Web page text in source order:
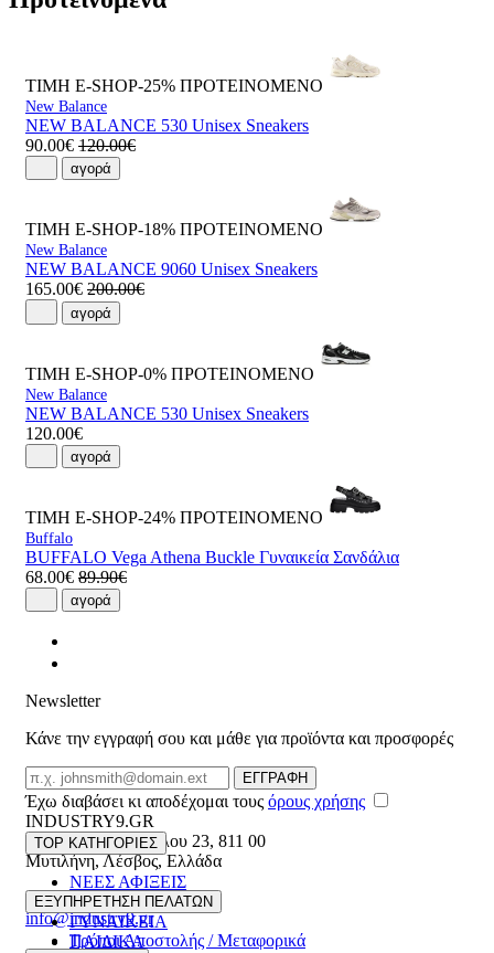
ΤΙΜΗ E-SHOP-25% ΠΡΟΤΕΙΝΟΜΕΝΟ
New Balance
NEW BALANCE 530 Unisex Sneakers
90.00€ 120.00€
αγορά
ΤΙΜΗ E-SHOP-18% ΠΡΟΤΕΙΝΟΜΕΝΟ
New Balance
NEW BALANCE 9060 Unisex Sneakers
165.00€ 200.00€
αγορά
ΤΙΜΗ E-SHOP-0% ΠΡΟΤΕΙΝΟΜΕΝΟ
New Balance
NEW BALANCE 530 Unisex Sneakers
120.00€
αγορά
ΤΙΜΗ E-SHOP-24% ΠΡΟΤΕΙΝΟΜΕΝΟ
Buffalo
BUFFALO Vega Athena Buckle Γυναικεία Σανδάλια
68.00€ 89.90€
αγορά
Newsletter
Κάνε την εγγραφή σου και μάθε για προϊόντα και προσφορές
Email
ΕΓΓΡΑΦΗ
Έχω διαβάσει κι αποδέχομαι τους όρους χρήσης
INDUSTRY9.GR
Ελευθέριου Βενιζέλου 23, 811 00
Μυτιλήνη,Λέσβος,Ελλάδα
22510 55629
info@industry9.gr
TOP ΚΑΤΗΓΟΡΙΕΣ
ΝΕΕΣ ΑΦΙΞΕΙΣ
ΑΝΔΡΙΚΑ
ΓΥΝΑΙΚΕΙΑ
ΠΑΙΔΙΚΑ
ΕΞΥΠΗΡΕΤΗΣΗ ΠΕΛΑΤΩΝ
Τρόποι Αποστολής / Μεταφορικά